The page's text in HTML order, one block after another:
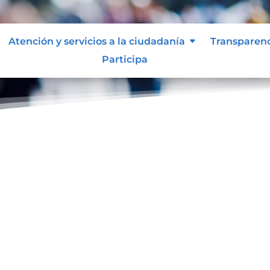
Atención y servicios a la ciudadanía
Participa